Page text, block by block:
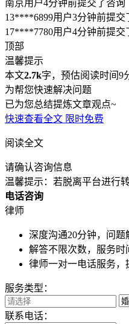
南京用户4分钟前提交了咨询
13****6899用户3分钟前提交
17****7780用户4分钟前提交
顶部
温馨提示
本文2.7k字，预估阅读时间9
为帮您快速解决问题
已为您总结提炼文章观点~
快速查看全文 限时免费
阅读全文
请确认咨询信息
温馨提示：若脱离平台进行
电话咨询
律师
深度沟通20分钟，问题
解答不限次数，服务时
律师一对一电话服务，
服务类型：
联系电话：